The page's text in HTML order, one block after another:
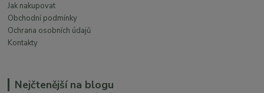
Jak nakupovat
Obchodní podmínky
Ochrana osobních údajů
Kontakty
Nejčtenější na blogu